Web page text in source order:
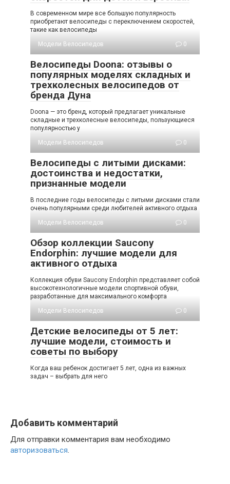
В современном мире все большую популярность
приобретают велосипеды с переключением скоростей,
такие как велосипеды
Модели Велосипедов
0
Велосипеды Doona: отзывы о
популярных моделях складных и
трехколесных велосипедов от
бренда Дуна
Doona — это бренд, который предлагает уникальные
складные и трехколесные велосипеды, пользующиеся
популярностью у
Модели Велосипедов
0
Велосипеды с литыми дисками:
достоинства и недостатки,
признанные модели
В последние годы велосипеды с литыми дисками стали
очень популярными среди любителей активного отдыха
Модели Велосипедов
0
Обзор коллекции Saucony
Endorphin: лучшие модели для
активного отдыха
Коллекция обуви Saucony Endorphin представляет собой
высокотехнологичные модели спортивной обуви,
разработанные для максимального комфорта
Модели Велосипедов
0
Детские велосипеды от 5 лет:
лучшие модели, стоимость и
советы по выбору
Когда ваш ребенок достигает 5 лет, одна из важных
задач – выбрать для него
Добавить комментарий
Для отправки комментария вам необходимо
авторизоваться.